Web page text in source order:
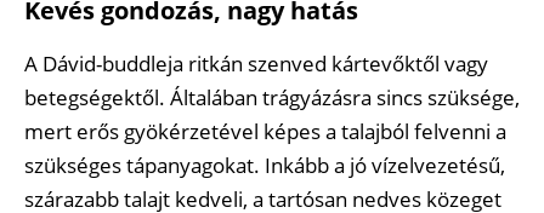
Kevés gondozás, nagy hatás
A Dávid-buddleja ritkán szenved kártevőktől vagy
betegségektől. Általában trágyázásra sincs szüksége,
mert erős gyökérzetével képes a talajból felvenni a
szükséges tápanyagokat. Inkább a jó vízelvezetésű,
szárazabb talajt kedveli, a tartósan nedves közeget